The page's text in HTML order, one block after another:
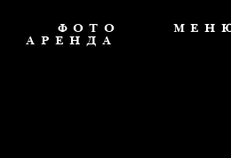
ФОТО
АРЕНДА